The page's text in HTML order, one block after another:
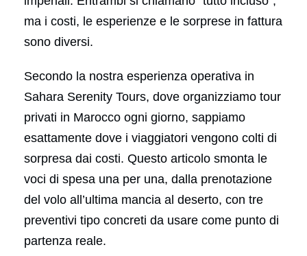
ma i costi, le esperienze e le sorprese in fattura
sono diversi.
Secondo la nostra esperienza operativa in
Sahara Serenity Tours, dove organizziamo tour
privati in Marocco ogni giorno, sappiamo
esattamente dove i viaggiatori vengono colti di
sorpresa dai costi. Questo articolo smonta le
voci di spesa una per una, dalla prenotazione
del volo all’ultima mancia al deserto, con tre
preventivi tipo concreti da usare come punto di
partenza reale.